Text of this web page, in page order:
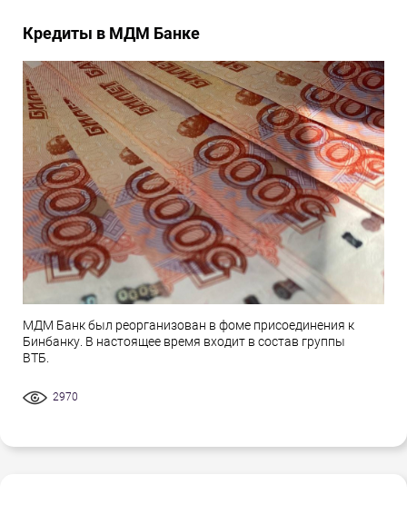
Кредиты в МДМ Банке
МДМ Банк был реорганизован в фоме присоединения к
Бинбанку. В настоящее время входит в состав группы
ВТБ.
2970